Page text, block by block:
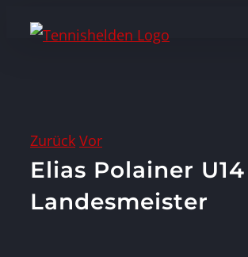
Zum
Inhalt
Zurück Vor
Elias Polainer U14
Landesmeister